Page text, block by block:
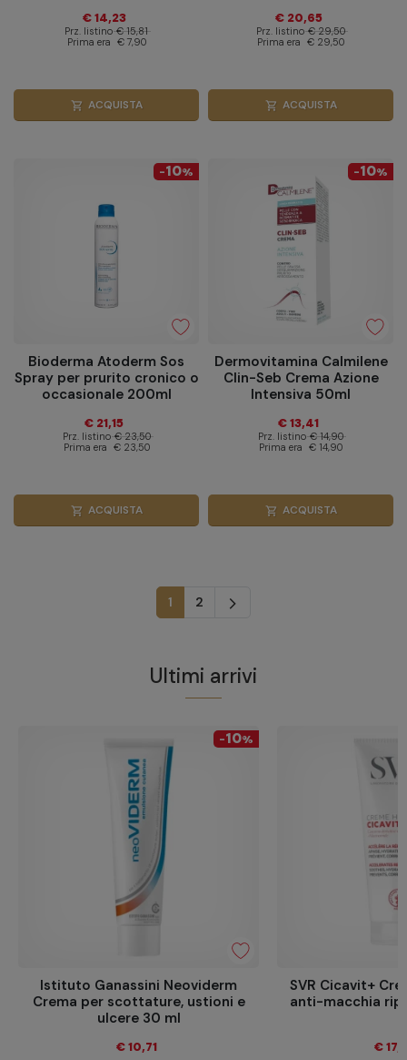
€ 14,23
Prz. listino € 15,81
Prima era € 7,90
shopping_cart ACQUISTA
€ 20,65
Prz. listino € 29,50
Prima era € 29,50
shopping_cart ACQUISTA
-10%
Bioderma Atoderm Sos
Spray per prurito cronico o
occasionale 200ml
€ 21,15
Prz. listino € 23,50
Prima era € 23,50
shopping_cart ACQUISTA
-10%
Dermovitamina Calmilene
Clin-Seb Crema Azione
Intensiva 50ml
€ 13,41
Prz. listino € 14,90
Prima era € 14,90
shopping_cart ACQUISTA
1 2 arrow_forward_ios
Ultimi arrivi
-10%
Istituto Ganassini Neoviderm
Crema per scottature, ustioni e
ulcere 30 ml
€ 10,71
SVR Cicavit+
anti-macchia
€